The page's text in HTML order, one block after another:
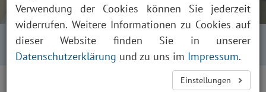
Startseite Über uns
Aktuelles
Presse und News
Aktuelles Detailansicht
Verwendung der Cookies können Sie jederzeit
widerrufen. Weitere Informationen zu Cookies auf
dieser Website finden Sie in unserer
Datenschutzerklärung und zu uns im Impressum.
Einstellungen